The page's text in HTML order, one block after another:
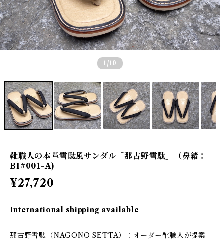
1 /10
靴職人の本革雪駄風サンダル「那古野雪駄」（鼻緒：
BI#001-A)
¥27,720
International shipping available
那古野雪駄（NAGONO SETTA）：オーダー靴職人が提案